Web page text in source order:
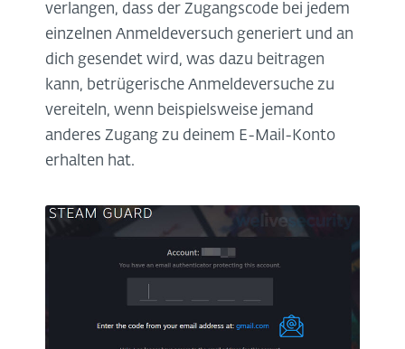
verlangen, dass der Zugangscode bei jedem
einzelnen Anmeldeversuch generiert und an
dich gesendet wird, was dazu beitragen
kann, betrügerische Anmeldeversuche zu
vereiteln, wenn beispielsweise jemand
anderes Zugang zu deinem E-Mail-Konto
erhalten hat.